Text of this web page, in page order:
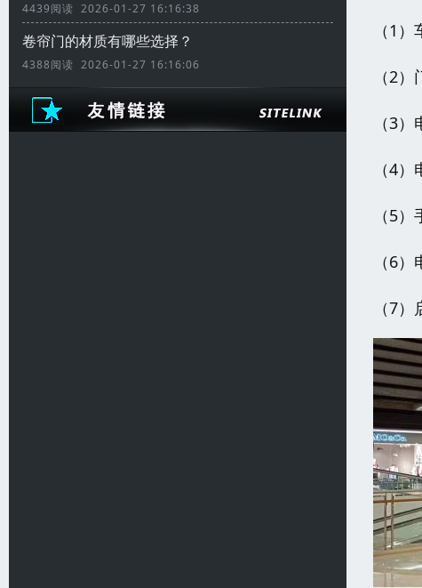
4439阅读 2026-01-27 16:16:38
卷帘门的材质有哪些选择？
4388阅读 2026-01-27 16:16:06
（1
（2
（3
（4
（5
（6
（7